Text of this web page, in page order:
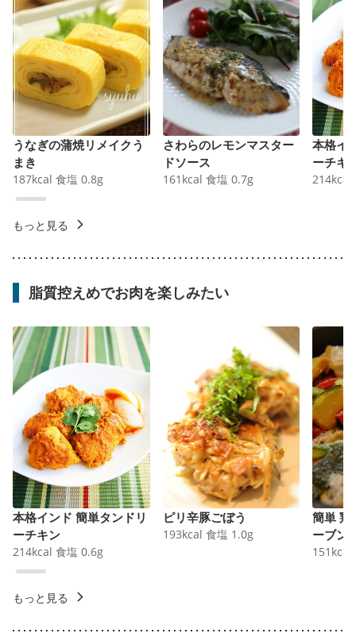
うなぎの蒲焼リメイクう
まき
187kcal 食塩 0.8g
さわらのレモンマスター
ドソース
161 kcal 食塩 0.7g
本格イ
ーチキ
214kcal
もっと見る
脂質控えめでお肉を楽しみたい
本格インド 簡単タンドリ
ーチキン
214kcal 食塩 0.6g
ピリ辛豚ごぼう
193kcal 食塩 1.0g
簡単 鶏
ーブン
151 kcal
もっと見る